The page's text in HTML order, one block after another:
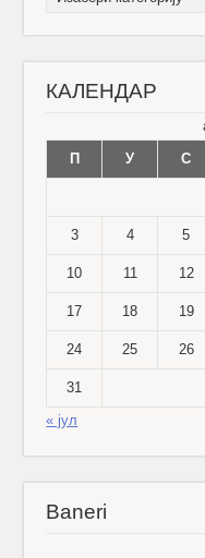
КАЛЕНДАР
П
У С
3 4 5
10 11 12
17 18 19
24 25 26
31
« јул
Baneri